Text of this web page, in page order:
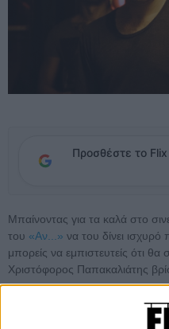
Προσθέστε το Flix
Μπαίνοντας για τα καλά στο
του «Αν...» να του δίνει
μπορείς να εμπιστευτείς ότι
Χριστόφορος Παπακαλιάτης
Η δεύτερη (πιο φιλόδοξη)
δεν έχει τίτλο, είναι σύμφωνα